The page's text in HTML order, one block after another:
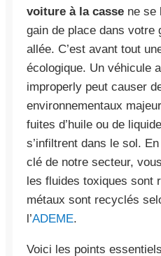
voiture à la casse ne se
gain de place dans votre
allée. C’est avant tout
écologique. Un véhicule
improperly peut causer
environnementaux
fuites d’huile ou de
s’infiltrent dans le sol.
clé de notre secteur,
les fluides toxiques sont
métaux sont recyclés
l’ADEME.
Voici les points